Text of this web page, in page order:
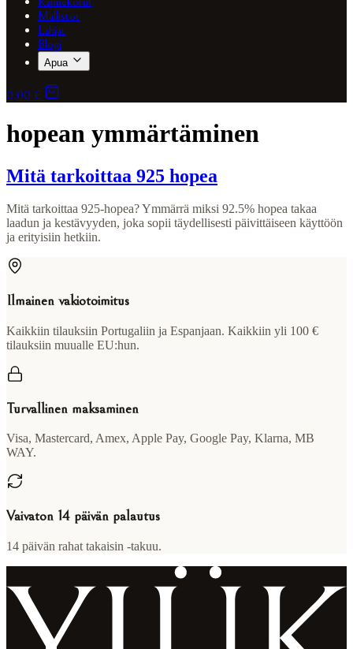
Mallistot
Lahjat
Blogi
Apua
0,00 €
hopean ymmärtäminen
Mitä tarkoittaa 925 hopea
Mitä tarkoittaa 925-hopea? Ymmärrä miksi 92.5% hopea takaa
laadun ja kestävyyden, joka sopii täydellisesti päivittäiseen käyttöön
ja erityisiin hetkiin.
Ilmainen vakiotoimitus
Kaikkiin tilauksiin Portugaliin ja Espanjaan. Kaikkiin yli 100 €
tilauksiin muualle EU:hun.
Turvallinen maksaminen
Visa, Mastercard, Amex, Apple Pay, Google Pay, Klarna, MB
WAY.
Vaivaton 14 päivän palautus
14 päivän rahat takaisin -takuu.